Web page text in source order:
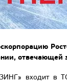
отвечающей
входит в